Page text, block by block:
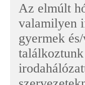
Az elmúlt
valamilyen
gyermek